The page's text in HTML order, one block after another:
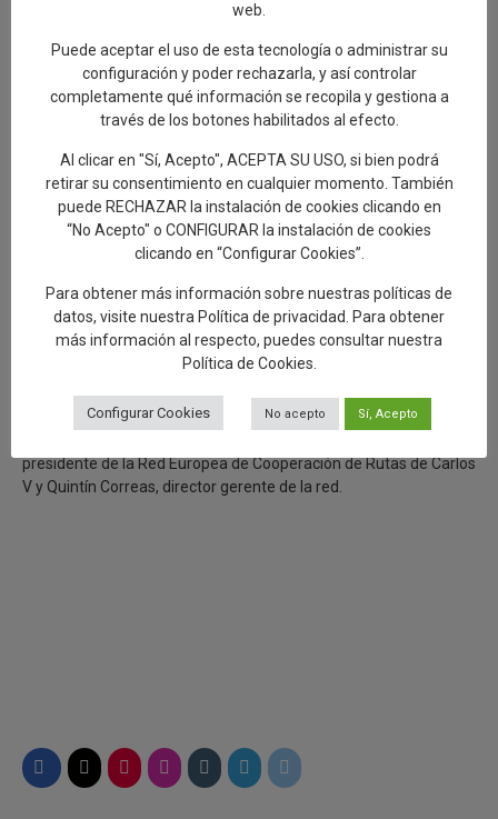
especialmente de la de Fray Hernando, colectivos, y vecinos, y ha
reiterado que el objetivo del equipo de Gobierno es “seguir
impulsando actividades culturales y turísticas que generen
oportunidades económicas y sitúen a Talavera en el lugar que
merece”.
El alcalde también ha recordado que esta conmemoración se
enmarca en la Ruta de los Esponsales, que rememora el
recorrido realizado por Isabel de Portugal desde Lisboa y por el
emperador a través de la zona central de España, con parada
destacada en Talavera de la Reina el 22 de febrero, donde cenó
y pernoctó antes de partir hacia Oropesa. “Queremos que esta
cita se consolide en el calendario cultural y turístico de la ciudad,
igual que ocurrió el pasado año con el desfile imperial, que llenó
Al acto ha asistido la edil de Turismo, Gelen Delgado y varios
presidente de la Red Europea de Cooperación de Rutas de Carlos
V y Quintín Correas, director gerente de la red.
web.
Puede aceptar el uso de esta tecnología o administrar su
configuración y poder rechazarla, y así controlar
completamente qué información se recopila y gestiona a
través de los botones habilitados al efecto.
Al clicar en "Sí, Acepto", ACEPTA SU USO, si bien podrá
retirar su consentimiento en cualquier momento. También
puede RECHAZAR la instalación de cookies clicando en
“No Acepto" o CONFIGURAR la instalación de cookies
clicando en “Configurar Cookies”.
Para obtener más información sobre nuestras políticas de
datos, visite nuestra Política de privacidad
. Para obtener
más información al respecto, puedes consultar nuestra
Política de Cookies
Configurar Cookies No acepto Sí, Acepto